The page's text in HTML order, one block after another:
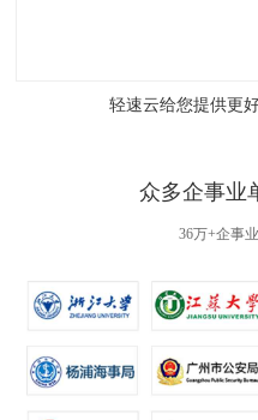
轻速云给您提供更
众多企事业
36万+企事